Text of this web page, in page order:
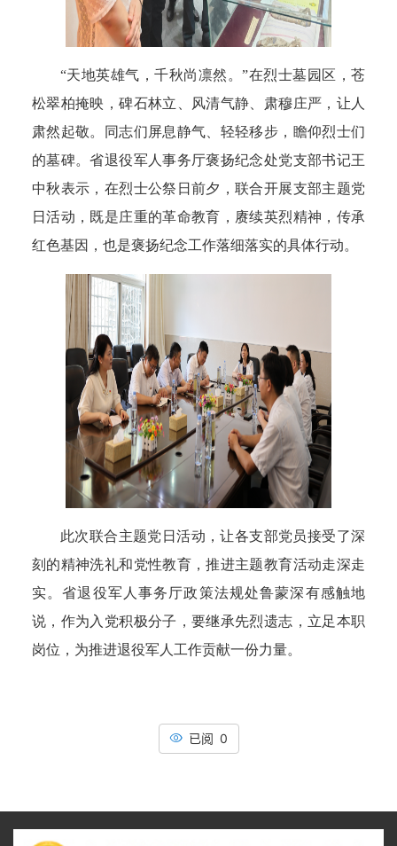
“天地英雄气，千秋尚凛然。”在烈士墓园区，苍
松翠柏掩映，碑石林立、风清气静、肃穆庄严，让人
肃然起敬。同志们屏息静气、轻轻移步，瞻仰烈士们
的墓碑。省退役军人事务厅褒扬纪念处党支部书记王
中秋表示，在烈士公祭日前夕，联合开展支部主题党
日活动，既是庄重的革命教育，赓续英烈精神，传承
红色基因，也是褒扬纪念工作落细落实的具体行动。
此次联合主题党日活动，让各支部党员接受了深
刻的精神洗礼和党性教育，推进主题教育活动走深走
实。省退役军人事务厅政策法规处鲁蒙深有感触地
说，作为入党积极分子，要继承先烈遗志，立足本职
岗位，为推进退役军人工作贡献一份力量。
已阅 0